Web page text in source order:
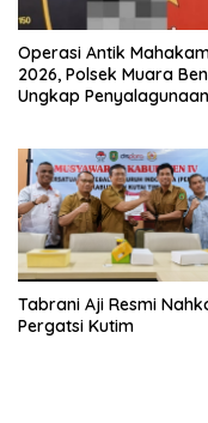
Operasi Antik
2026, Polsek Muara
Ungkap Penyalagunaan
Tabrani Aji Resmi
Pergatsi Kutim